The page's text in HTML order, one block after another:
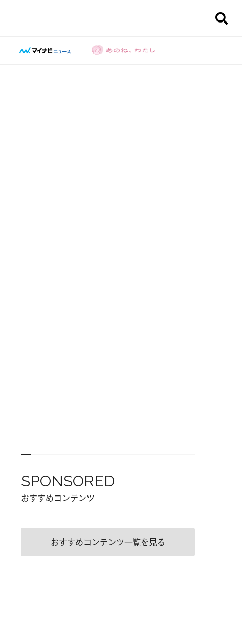
SPONSORED
おすすめコンテンツ
おすすめコンテンツ一覧を見る